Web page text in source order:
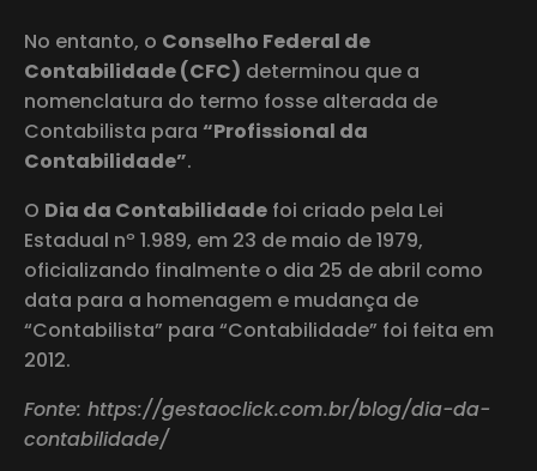
No entanto, o Conselho Federal de
Contabilidade (CFC) determinou que a
nomenclatura do termo fosse alterada de
Contabilista para “Profissional da
Contabilidade”.
O Dia da Contabilidade foi criado pela Lei
Estadual nº 1.989, em 23 de maio de 1979,
oficializando finalmente o dia 25 de abril como
data para a homenagem e mudança de
“Contabilista” para “Contabilidade” foi feita em
2012.
Fonte: https://gestaoclick.com.br/blog/dia-da-
contabilidade/